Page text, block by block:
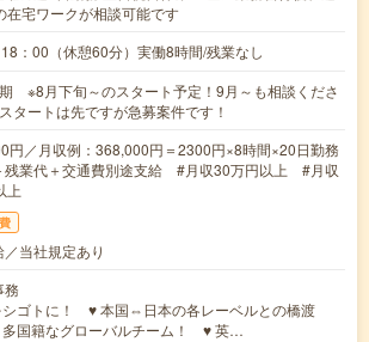
在宅ワークが相談可能です
：00（休憩60分）実働8時間/残業なし
※8月下旬～のスタート予定！9月～も相談くださ
タートは先ですが急募案件です！
円／月収例：368,000円＝2300円×8時間×20日勤務
残業代＋交通費別途支給 #月収30万円以上 #月収
上
当社規定あり
務
シゴトに！ ♥ 本国⇔日本の各レーベルとの橋渡
国籍なグローバルチーム！ ♥ 英…